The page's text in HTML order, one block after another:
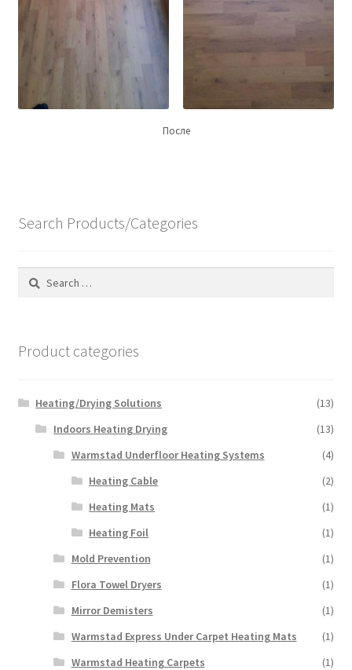
После
Search Products/Categories
Search
Product categories
Heating/Drying Solutions
(13)
Indoors Heating Drying
(13)
Warmstad Underfloor Heating Systems
(4)
Heating Cable
(2)
Heating Mats
(1)
Heating Foil
(1)
Mold Prevention
(1)
Flora Towel Dryers
(1)
Mirror Demisters
(1)
Warmstad Express Under Carpet Heating Mats
(1)
Warmstad Heating Carpets
(1)